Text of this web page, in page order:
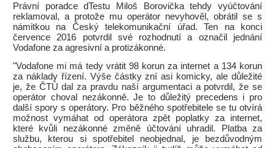
Právní poradce dTestu Miloš Borovička tehdy vyúčtování
reklamoval, a protože mu operátor nevyhověl, obrátil se s
námitkou na Český telekomunikační úřad. Ten na konci
července 2016 potvrdil své rozhodnutí a označil jednání
Vodafone za agresivní a protizákonné.
"Vodafone mi má tedy vrátit 98 korun za internet a 134 korun
za náklady řízení. Výše částky zní asi komicky, ale důležité
je, že ČTÚ dal za pravdu naší argumentaci a potvrdil, že se
operátor choval nezákonně. Je to důležitý precedens i pro
další spory s operátory. Pro běžného spotřebitele se tu otvírá
možnost vymáhat od operátora zpět poplatky za internet,
které kvůli nezákonné změně účtování uhradil. Platba za
službu, kterou si spotřebitel neobjednal, je bezdůvodným